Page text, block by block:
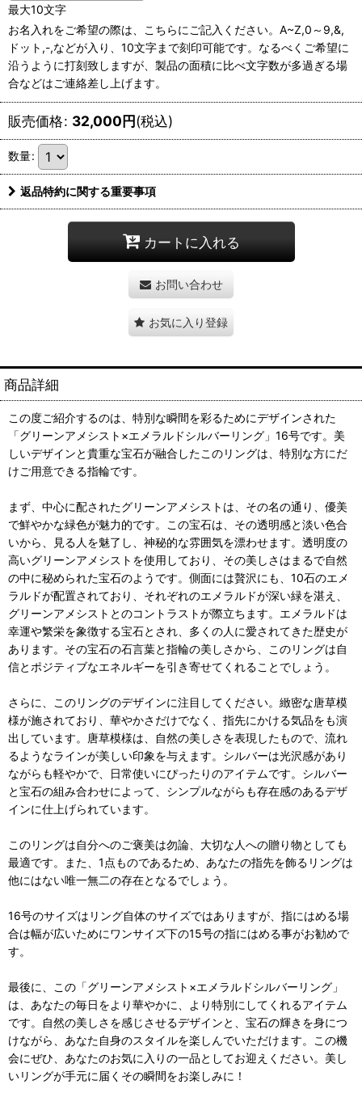
最大10文字
お名入れをご希望の際は、こちらにご記入ください。A~Z,0～9,&,
ドット,-,などが入り、10文字まで刻印可能です。なるべくご希望に
沿うように打刻致しますが、製品の面積に比べ文字数が多過ぎる場
合などはご連絡差し上げます。
販売価格: 32,000円(税込)
数量:
返品特約に関する重要事項
カートに入れる
お問い合わせ
お気に入り登録
商品詳細
この度ご紹介するのは、特別な瞬間を彩るためにデザインされた
「グリーンアメシスト×エメラルドシルバーリング」16号です。美
しいデザインと貴重な宝石が融合したこのリングは、特別な方にだ
けご用意できる指輪です。
まず、中心に配されたグリーンアメシストは、その名の通り、優美
で鮮やかな緑色が魅力的です。この宝石は、その透明感と淡い色合
いから、見る人を魅了し、神秘的な雰囲気を漂わせます。透明度の
高いグリーンアメシストを使用しており、その美しさはまるで自然
の中に秘められた宝石のようです。側面には贅沢にも、10石のエメ
ラルドが配置されており、それぞれのエメラルドが深い緑を湛え、
グリーンアメシストとのコントラストが際立ちます。エメラルドは
幸運や繁栄を象徴する宝石とされ、多くの人に愛されてきた歴史が
あります。その宝石の石言葉と指輪の美しさから、このリングは自
信とポジティブなエネルギーを引き寄せてくれることでしょう。
さらに、このリングのデザインに注目してください。緻密な唐草模
様が施されており、華やかさだけでなく、指先にかける気品をも演
出しています。唐草模様は、自然の美しさを表現したもので、流れ
るようなラインが美しい印象を与えます。シルバーは光沢感があり
ながらも軽やかで、日常使いにぴったりのアイテムです。シルバー
と宝石の組み合わせによって、シンプルながらも存在感のあるデザ
インに仕上げられています。
このリングは自分へのご褒美は勿論、大切な人への贈り物としても
最適です。また、1点ものであるため、あなたの指先を飾るリングは
他にはない唯一無二の存在となるでしょう。
16号のサイズはリング自体のサイズではありますが、指にはめる場
合は幅が広いためにワンサイズ下の15号の指にはめる事がお勧めで
す。
最後に、この「グリーンアメシスト×エメラルドシルバーリング」
は、あなたの毎日をより華やかに、より特別にしてくれるアイテム
です。自然の美しさを感じさせるデザインと、宝石の輝きを身につ
けながら、あなた自身のスタイルを楽しんでいただけます。この機
会にぜひ、あなたのお気に入りの一品としてお迎えください。美し
いリングが手元に届くその瞬間をお楽しみに！